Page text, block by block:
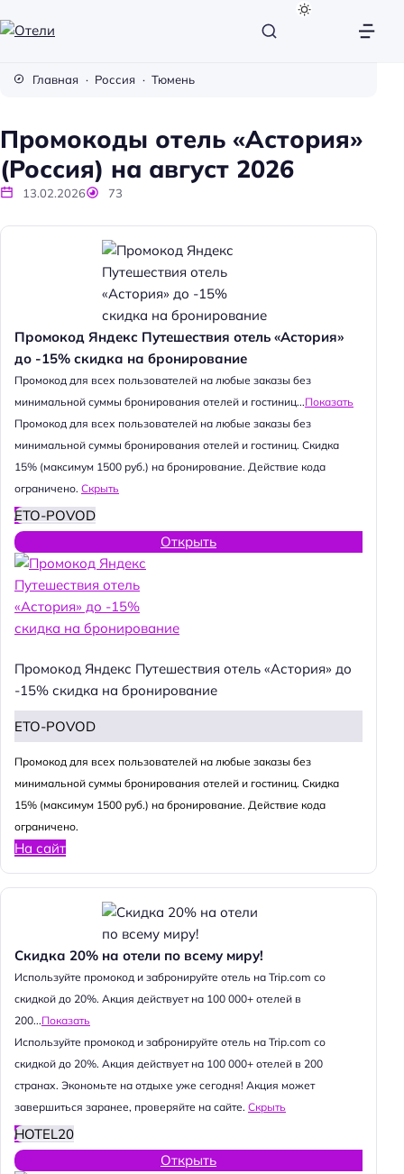
и
Главная Россия Тюмень
Промокоды отель «Астория»
(Россия) на август 2026
13.02.2026 73
Промокод Яндекс Путешествия отель «Астория»
до -15% скидка на бронирование
Промокод для всех пользователей на любые заказы без
минимальной суммы бронирования отелей и гостиниц...Показать
Промокод для всех пользователей на любые заказы без
минимальной суммы бронирования отелей и гостиниц. Скидка
15% (максимум 1500 руб.) на бронирование. Действие кода
ограничено. Скрыть
ETO-POVOD
Открыть
Промокод Яндекс Путешествия отель «Астория» до
-15% скидка на бронирование
ETO-POVOD
Промокод для всех пользователей на любые заказы без
минимальной суммы бронирования отелей и гостиниц. Скидка
15% (максимум 1500 руб.) на бронирование. Действие кода
ограничено.
На сайт
Скидка 20% на отели по всему миру!
Используйте промокод и забронируйте отель на Trip.com со
скидкой до 20%. Акция действует на 100 000+ отелей в
200...Показать
Используйте промокод и забронируйте отель на Trip.com со
скидкой до 20%. Акция действует на 100 000+ отелей в 200
странах. Экономьте на отдыхе уже сегодня! Акция может
завершиться заранее, проверяйте на сайте. Скрыть
HOTEL20
Открыть